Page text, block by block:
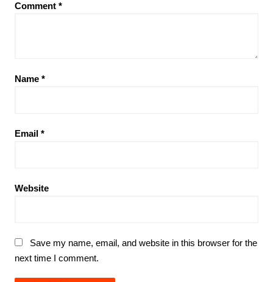
Comment *
Name *
Email *
Website
Save my name, email, and website in this browser for the
next time I comment.